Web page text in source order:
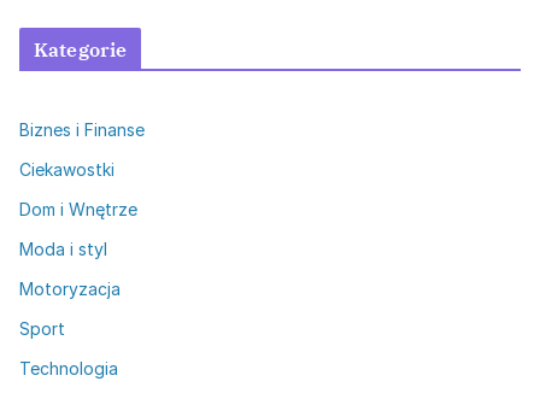
Kategorie
Biznes i Finanse
Ciekawostki
Dom i Wnętrze
Moda i styl
Motoryzacja
Sport
Technologia